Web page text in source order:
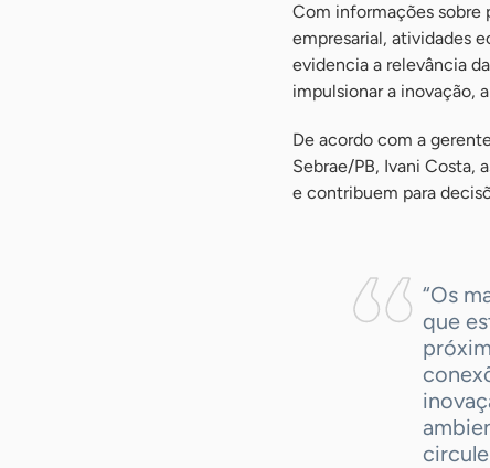
Com informações sobre
empresarial, atividades
evidencia a relevância
impulsionar a inovação,
De acordo com a
Sebrae/PB, Ivani
e contribuem para
“Os
que